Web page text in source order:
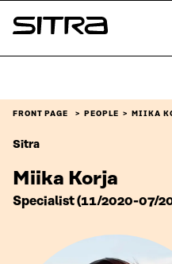
Skip to
content
Sitra
FRONT PAGE PEOPLE MIIKA
Sitra
Miika Korja
Specialist (11/2020-07/